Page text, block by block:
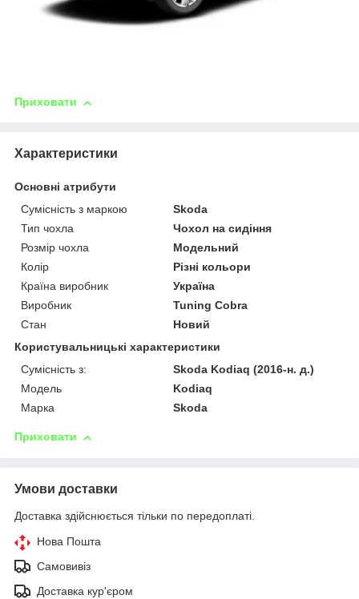
Приховати
Характеристики
Основні атрибути
Сумісність з маркою
Skoda
Тип чохла
Чохол на сидіння
Розмір чохла
Модельний
Колір
Різні кольори
Країна виробник
Україна
Виробник
Tuning Cobra
Стан
Новий
Користувальницькі характеристики
Сумісність з:
Skoda Kodiaq (2016-н. д.)
Модель
Kodiaq
Марка
Skoda
Приховати
Умови доставки
Доставка здійснюється тільки по передоплаті.
Нова Пошта
Самовивіз
Доставка кур'єром